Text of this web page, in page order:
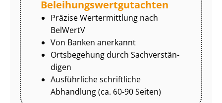
Be­lei­hungs­wert­gut­ach­ten
Präzise Wertermittlung nach
BelWertV
Von Banken anerkannt
Ortsbegehung durch Sach­ver­stän­
di­gen
Ausführliche schriftliche
Abhandlung (ca. 60-90 Seiten)